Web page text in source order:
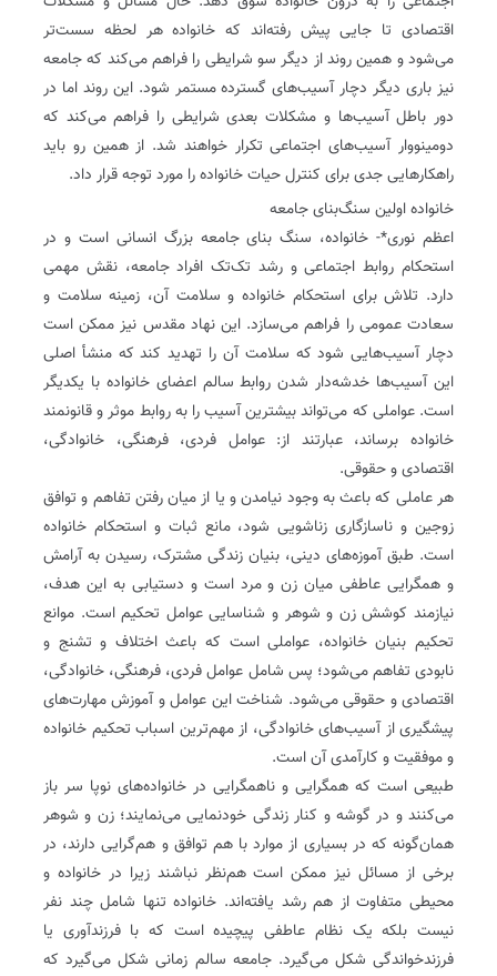
اقتصادی تا جایی پیش رفته‌اند که خانواده هر لحظه سست‌تر
می‌شود و همین روند از دیگر سو شرایطی را فراهم می‌کند که جامعه
نیز باری دیگر دچار آسیب‌های گسترده مستمر شود. این روند اما در
دور باطل آسیب‌ها و مشکلات بعدی شرایطی را فراهم می‌کند که
دومینووار آسیب‌های اجتماعی تکرار خواهند شد. از همین رو باید
راهکارهایی جدی برای کنترل حیات خانواده را مورد توجه قرار داد.
خانواده اولین سنگ‌بنای جامعه
اعظم نوری*- خانواده، سنگ بنای جامعه بزرگ انسانی است و در
استحکام روابط اجتماعی و رشد تک‌تک افراد جامعه، نقش مهمی
دارد. تلاش برای استحکام خانواده و سلامت آن، زمینه سلامت و
سعادت عمومی را فراهم می‌سازد. این نهاد مقدس نیز ممکن است
دچار آسیب‌هایی شود که سلامت آن را تهدید کند که منشأ اصلی
این آسیب‌ها خدشه‌دار شدن روابط سالم اعضای خانواده با یکدیگر
است. عواملی که می‌تواند بیشترین آسیب را به روابط موثر و قانونمند
خانواده برساند، عبارتند از: عوامل فردی، فرهنگی، خانوادگی،
اقتصادی و حقوقی.
هر عاملی که باعث به وجود نیامدن و یا از میان رفتن تفاهم و توافق
زوجین و ناسازگاری زناشویی شود، مانع ثبات و استحکام خانواده
است. طبق آموزه‌های دینی، بنیان زندگی مشترک، رسیدن به آرامش
و همگرایی عاطفی میان زن و مرد است و دستیابی به این هدف،
نیازمند کوشش زن و شوهر و شناسایی عوامل تحکیم است. موانع
تحکیم بنیان خانواده، عواملی است که باعث اختلاف و تشنج و
نابودی تفاهم می‌شود؛ پس شامل عوامل فردی، فرهنگی، خانوادگی،
اقتصادی و حقوقی می‌شود. شناخت این عوامل و آموزش مهارت‌های
پیشگیری از آسیب‌های خانوادگی، از مهم‌ترین اسباب تحکیم خانواده
و موفقیت و کارآمدی آن است.
طبیعی است که همگرایی و ناهمگرایی در خانواده‌های نوپا سر باز
می‌کنند و در گوشه و کنار زندگی خودنمایی می‌نمایند؛ زن و شوهر
همان‌‌گونه که در بسیاری از موارد با هم توافق و هم‌گرایی دارند، در
برخی از مسائل نیز ممکن است هم‌نظر نباشند زیرا در خانواده و
محیطی متفاوت از هم رشد یافته‌اند. خانواده تنها شامل چند نفر
نیست بلکه یک نظام عاطفی پیچیده است که با فرزندآوری یا
فرزندخواندگی شکل می‌گیرد. جامعه سالم زمانی شکل می‌گیرد که